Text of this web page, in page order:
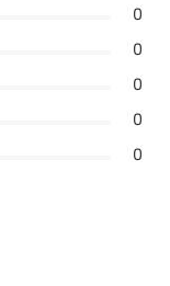
0
0
0
0
0